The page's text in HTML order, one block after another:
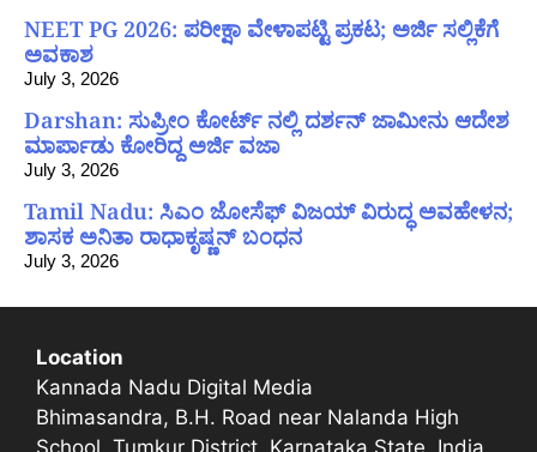
NEET PG 2026: ಪರೀಕ್ಷಾ ವೇಳಾಪಟ್ಟಿ ಪ್ರಕಟ; ಅರ್ಜಿ ಸಲ್ಲಿಕೆಗೆ
ಅವಕಾಶ
July 3, 2026
Darshan: ಸುಪ್ರೀಂ ಕೋರ್ಟ್ ನಲ್ಲಿ ದರ್ಶನ್ ಜಾಮೀನು ಆದೇಶ
ಮಾರ್ಪಾಡು ಕೋರಿದ್ದ ಅರ್ಜಿ ವಜಾ
July 3, 2026
Tamil Nadu: ಸಿಎಂ ಜೋಸೆಫ್ ವಿಜಯ್ ವಿರುದ್ಧ ಅವಹೇಳನ;
ಶಾಸಕ ಅನಿತಾ ರಾಧಾಕೃಷ್ಣನ್ ಬಂಧನ
July 3, 2026
Location
Kannada Nadu Digital Media
Bhimasandra, B.H. Road near Nalanda High